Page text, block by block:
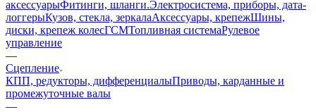
аксессуарыФитинги, шланги.Электросистема, приборы, дата-
логгерыКузов, стекла, зеркалаАксессуары, крепежШины,
диски, крепеж колесГСМТопливная системаРулевое
управление
—
Сцепление
КПП, редукторы, дифференциалыПриводы, карданные и
промежуточные валы
—